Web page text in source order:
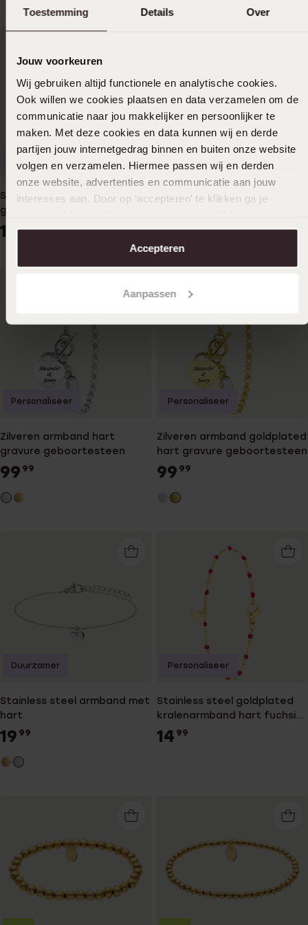
Toestemming Details Over
Jouw voorkeuren
Wij gebruiken altijd functionele en analytische cookies.
Ook willen we cookies plaatsen en data verzamelen om de
communicatie naar jou makkelijker en persoonlijker te
maken. Met deze cookies en data kunnen wij en derde
partijen jouw internetgedrag binnen en buiten onze website
volgen en verzamelen. Hiermee passen wij en derden
onze website, advertenties en communicatie aan jouw
interesses aan. Door op ‘accepteren’ te klikken ga je
aanpassen. Lees er meer over in onscookiebeleid.
Accepteren
Aanpassen
Stainless steel armband
graveer disc regenboog
emaille
1499
Personaliseer
Stainless steel armband
1499
Personaliseer
Zilveren armband hart
gravure geboortesteen
99 99
Personaliseer
Zilveren armband goldplated
hart gravure geboortesteen
99 99
Personaliseer
Stainless steel armband met
hart
19 99
Duurzamer
Stainless steel goldplated
kralenarmband hart fuchsia
emaille voor dames
14 99
Personaliseer